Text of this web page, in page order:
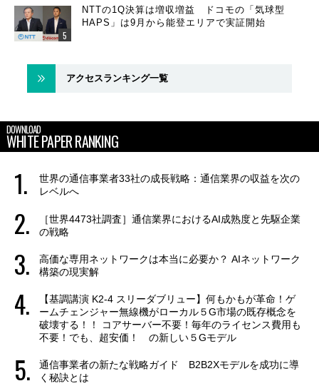
NTTの1Q決算は増収増益 ドコモの「気球型
HAPS」は9月から能登エリアで実証開始
アクセスランキング一覧
DOWNLOAD
WHITE PAPER RANKING
世界の通信事業者33社の成長戦略：通信業界の収益を次の
レベルへ
［世界4473社調査］通信業界におけるAI成熟度と先駆企業
の戦略
高価な専用ネットワークは本当に必要か？ AIネットワーク
構築の現実解
【基調講演 K2-4 スリーダブリュー】何もかもが革命！ゲ
ームチェンジャー無線機がローカル５G市場の既存概念を
破壊する！！ コアサーバー不要！毎年のライセンス費用も
不要！でも、超安価！ の新しい５Gモデル
通信事業者の新たな戦略ガイド B2B2Xモデルを成功に導
く秘訣とは